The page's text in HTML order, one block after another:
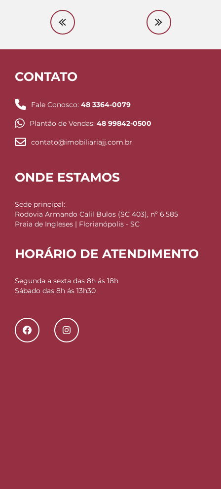
CONTATO
Fale Conosco: 48 3364-0079
Plantão de Vendas: 48 99842-0500
contato@imobiliariajj.com.br
ONDE ESTAMOS
Sede principal:
Rodovia Armando Calil Bulos (SC 403), nº 6.585
Praia de Ingleses | Florianópolis - SC
HORÁRIO DE ATENDIMENTO
Segunda a sexta das 8h ás 18h
Sábado das 8h ás 13h30